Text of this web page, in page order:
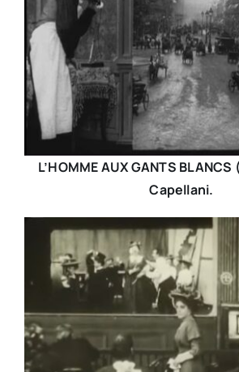
L’HOMME AUX GANTS
Capellani.